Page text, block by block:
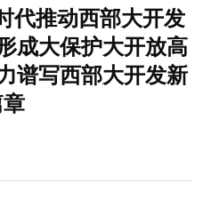
代推动西部大开发
成大保护大开放高
谱写西部大开发新